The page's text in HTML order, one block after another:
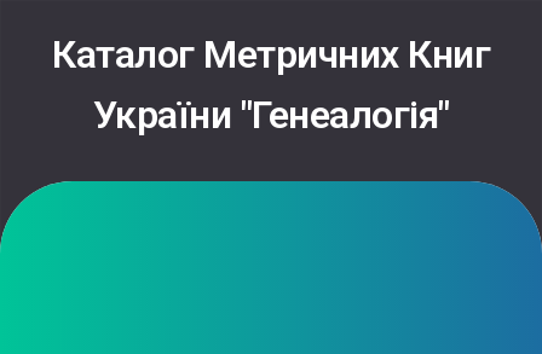
Каталог Метричних Книг
України "Генеалогія"